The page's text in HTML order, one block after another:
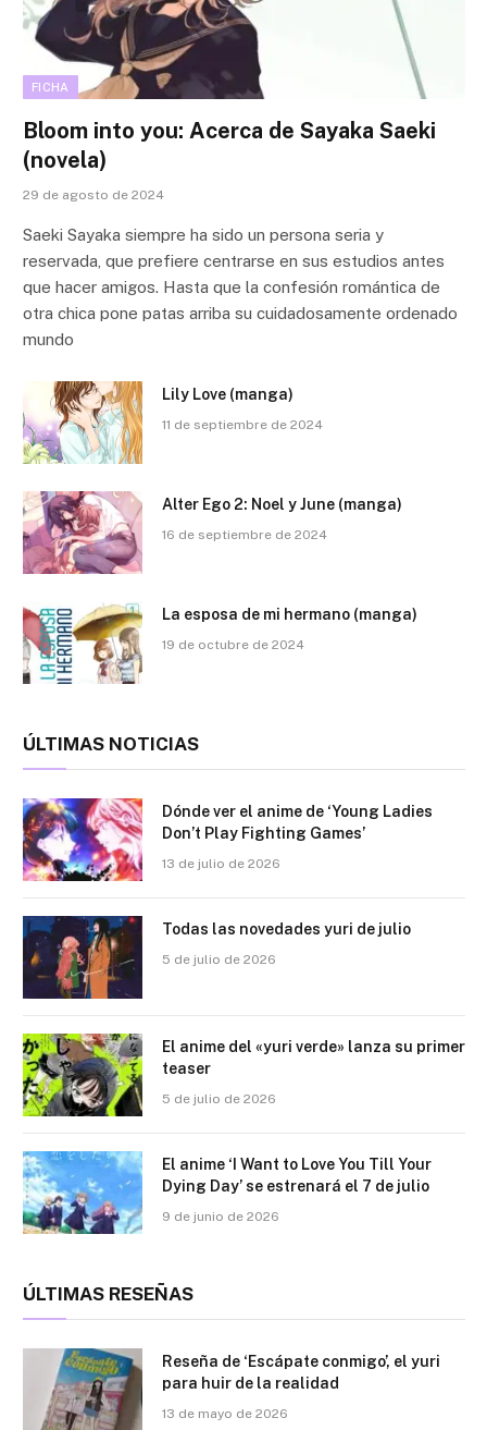
FICHA
Bloom into you: Acerca de Sayaka Saeki
(novela)
29 de agosto de 2024
Saeki Sayaka siempre ha sido un persona seria y
reservada, que prefiere centrarse en sus estudios antes
que hacer amigos. Hasta que la confesión romántica de
otra chica pone patas arriba su cuidadosamente ordenado
mundo
Lily Love (manga)
11 de septiembre de 2024
Alter Ego 2: Noel y June (manga)
16 de septiembre de 2024
La esposa de mi hermano (manga)
19 de octubre de 2024
ÚLTIMAS NOTICIAS
Dónde ver el anime de ‘Young Ladies
Don’t Play Fighting Games’
13 de julio de 2026
Todas las novedades yuri de julio
5 de julio de 2026
El anime del «yuri verde» lanza su primer
teaser
5 de julio de 2026
El anime ‘I Want to Love You Till Your
Dying Day’ se estrenará el 7 de julio
9 de junio de 2026
ÚLTIMAS RESEÑAS
Reseña de ‘Escápate conmigo’, el yuri
para huir de la realidad
13 de mayo de 2026